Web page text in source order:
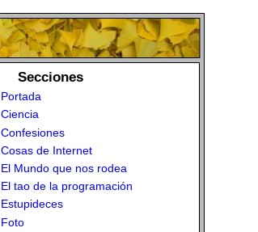
Secciones
Portada
Ciencia
Confesiones
Cosas de Internet
El Mundo que nos rodea
El tao de la programación
Estupideces
Foto